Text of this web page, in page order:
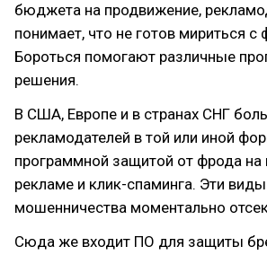
бюджета на продвижение,
понимает, что не готов мириться с
Бороться помогают различные
решения.
В США, Европе и в странах СНГ
рекламодателей в той или иной
программной защитой от фрода на
рекламе и клик-спаминга. Эти виды
мошенничества моментально
Сюда же входит ПО для защиты